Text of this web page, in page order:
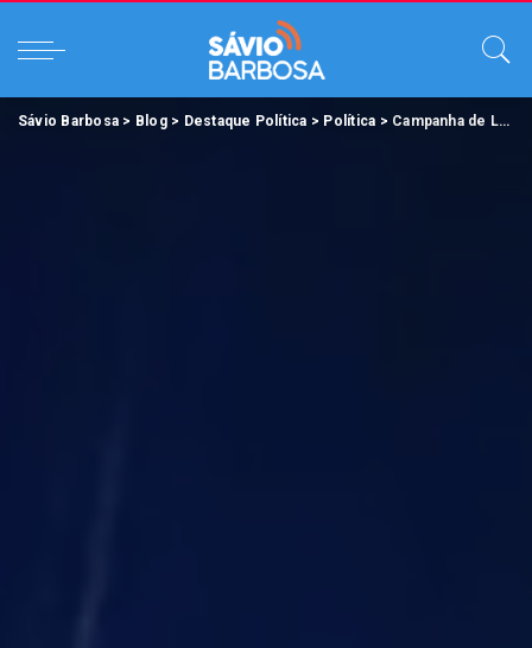
Sávio Barbosa > Blog> Destaque Política > Política > Campanha de Lula ganha clipe paraense. Assista o vídeo!